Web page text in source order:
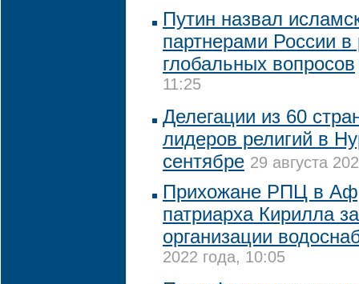
Путин назвал
партнерами России
глобальных вопросов
11:25
Делегации из 60
лидеров религий в
сентябре 29 августа
Прихожане РПЦ в
патриарха Кирилла
организации
2022 года, 10:05